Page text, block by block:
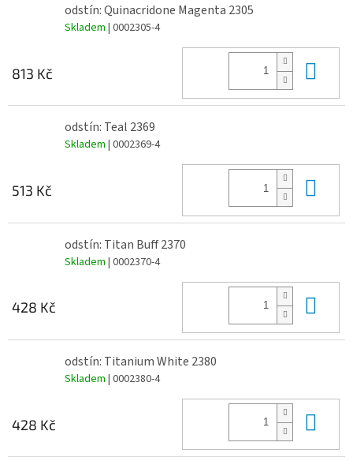
odstín: Quinacridone Magenta 2305
Skladem | 0002305-4
813 Kč
odstín: Teal 2369
Skladem | 0002369-4
513 Kč
odstín: Titan Buff 2370
Skladem | 0002370-4
428 Kč
odstín: Titanium White 2380
Skladem | 0002380-4
428 Kč